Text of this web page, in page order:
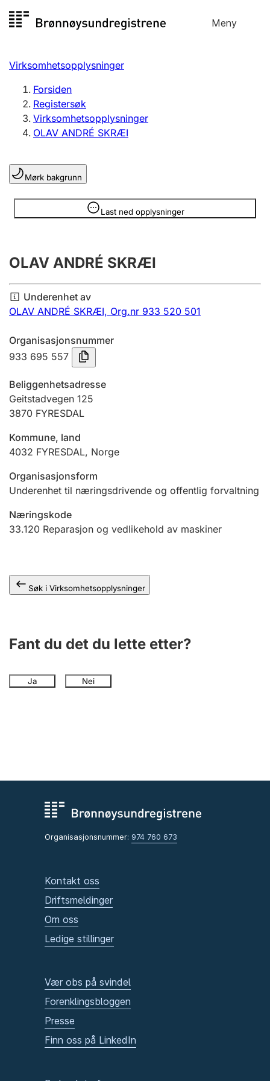
til
Meny
Registersøk
Aksjeselskap
Enkeltpersonforetak
Registrere, endre, slette
Lag og forening
Registrere, endre, slette
Årsregnskap
Innsending og forsinkelsesgebyr
Tinglysing
Jeger
Betaling og jegeravgiftskort
Ektepaktveileder
Virksomhetsopplysninger
Forsiden
Registersøk
Virksomhetsopplysninger
OLAV ANDRÉ SKRÆI
Mørk bakgrunn
Last ned opplysninger
Opplysninger er skjult
OLAV ANDRÉ SKRÆI
Underenhet av
OLAV ANDRÉ SKRÆI, Org.nr 933 520 501
Organisasjonsnummer
933 695 557
Beliggenhetsadresse
Geitstadvegen 125
3870 FYRESDAL
Kommune, land
4032 FYRESDAL, Norge
Organisasjonsform
Underenhet til næringsdrivende og offentlig forvaltning
Næringskode
33.120 Reparasjon og vedlikehold av maskiner
Søk i Virksomhetsopplysninger
Fant du det du lette etter?
Ja Nei
Organisasjonsnummer: 974 760 673
Kontakt oss
Driftsmeldinger
Om oss
Ledige stillinger
Vær obs på svindel
Forenklingsbloggen
Presse
Finn oss på LinkedIn